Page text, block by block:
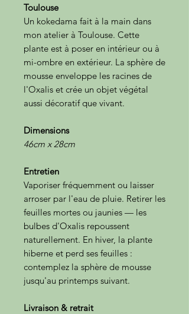
Toulouse
Un kokedama fait à la main dans
mon atelier à Toulouse. Cette
plante est à poser en intérieur ou à
mi-ombre en extérieur. La sphère de
mousse enveloppe les racines de
l'Oxalis et crée un objet végétal
aussi décoratif que vivant.
Dimensions
46cm x 28cm
Entretien
Vaporiser fréquemment ou laisser
arroser par l'eau de pluie. Retirer les
feuilles mortes ou jaunies — les
bulbes d'Oxalis repoussent
naturellement. En hiver, la plante
hiberne et perd ses feuilles :
contemplez la sphère de mousse
jusqu'au printemps suivant.
Livraison & retrait